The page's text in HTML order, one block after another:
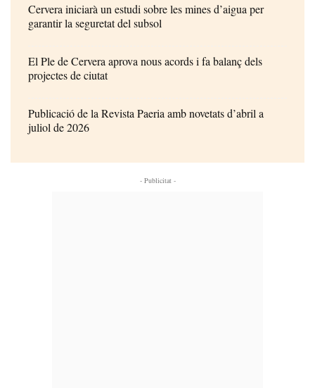
Cervera iniciarà un estudi sobre les mines d’aigua per
garantir la seguretat del subsol
El Ple de Cervera aprova nous acords i fa balanç dels
projectes de ciutat
Publicació de la Revista Paeria amb novetats d’abril a
juliol de 2026
- Publicitat -